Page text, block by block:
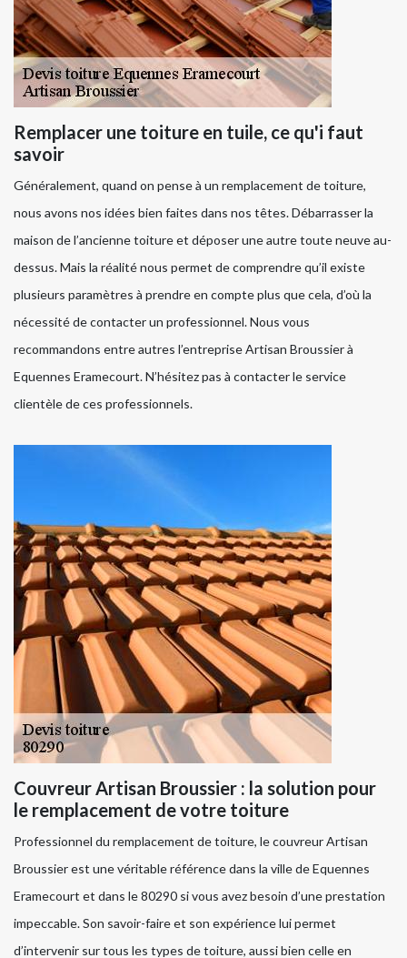
Remplacer une toiture en tuile, ce qu'i faut
savoir
Généralement, quand on pense à un remplacement de toiture,
nous avons nos idées bien faites dans nos têtes. Débarrasser la
maison de l’ancienne toiture et déposer une autre toute neuve au-
dessus. Mais la réalité nous permet de comprendre qu’il existe
plusieurs paramètres à prendre en compte plus que cela, d’où la
nécessité de contacter un professionnel. Nous vous
recommandons entre autres l’entreprise Artisan Broussier à
Equennes Eramecourt. N’hésitez pas à contacter le service
clientèle de ces professionnels.
Couvreur Artisan Broussier : la solution pour
le remplacement de votre toiture
Professionnel du remplacement de toiture, le couvreur Artisan
Broussier est une véritable référence dans la ville de Equennes
Eramecourt et dans le 80290 si vous avez besoin d’une prestation
impeccable. Son savoir-faire et son expérience lui permet
d’intervenir sur tous les types de toiture, aussi bien celle en